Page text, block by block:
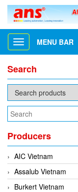
Toggle
navigation
MENU BAR
Search
Producers
AIC Vietnam
Assalub Vietnam
Burkert Vietnam